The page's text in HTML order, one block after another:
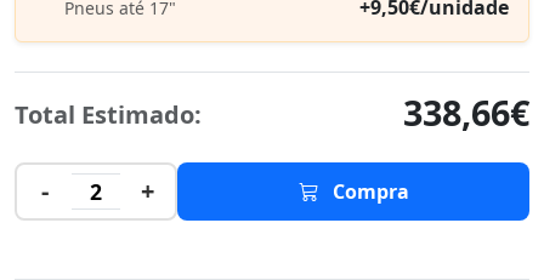
Pneus até 17" +9,50€/unidade
Total Estimado: 338,66€
- 2 + Compra